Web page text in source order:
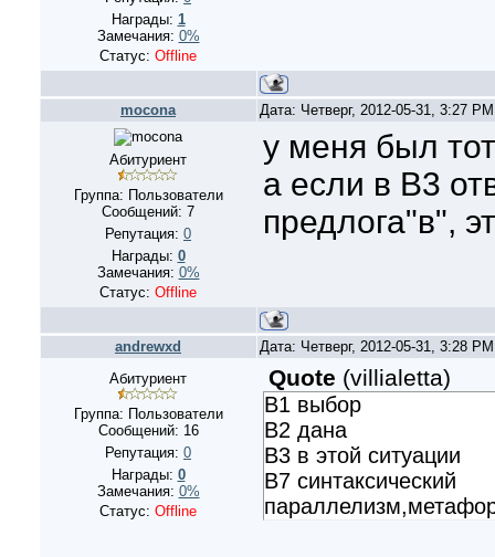
Награды: 1
Замечания: 0%
Статус: Offline
mocona Дата: Четверг, 2012-05-31, 3:27
Абитуриент
Группа: Пользователи
Сообщений: 7
Репутация: 0
Награды: 0
Замечания: 0%
Статус: Offline
у меня был
а если в В3
предлога"в",
andrewxd
Дата: Четверг, 2012-05-31, 3:28
Абитуриент
Группа: Пользователи
Сообщений: 16
Репутация: 0
Награды: 0
Замечания: 0%
Статус: Offline
Quote (villialetta)
В1 выбор
В2 дана
В3 в этой ситуации
B7 синтаксический